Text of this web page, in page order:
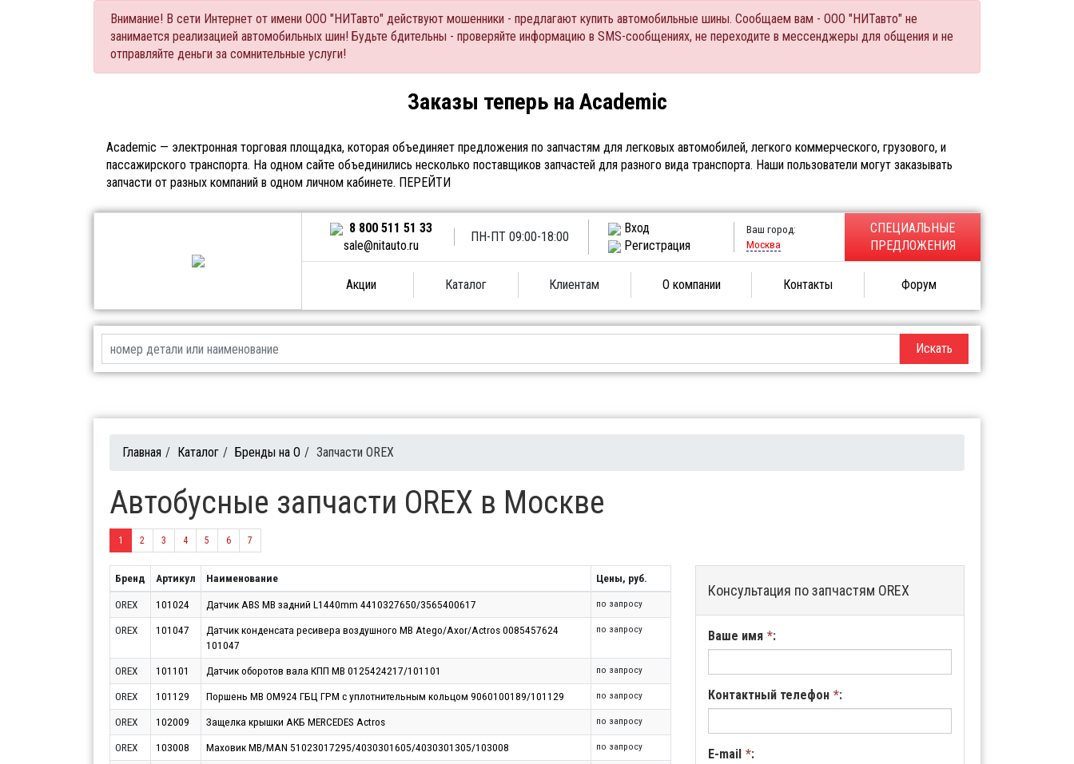
Внимание! В сети Интернет от имени ООО "НИТавто" действуют мошенники - предлагают купить автомобильные шины. Сообщаем вам - ООО "НИТавто" не
занимается реализацией автомобильных шин! Будьте бдительны - проверяйте информацию в SMS-сообщениях, не переходите в мессенджеры для общения и не
отправляйте деньги за сомнительные услуги!
Заказы теперь на Academic
Academic — электронная торговая площадка, которая объединяет предложения по запчастям для легковых автомобилей, легкого коммерческого, грузового, и
пассажирского транспорта. На одном сайте объединились несколько поставщиков запчастей для разного вида транспорта. Наши пользователи могут заказывать
запчасти от разных компаний в одном личном кабинете. ПЕРЕЙТИ
8 800 511 51 33
sale@nitauto.ru
ПН-ПТ 09:00-18:00
Вход
Регистрация
Ваш город:
Москва
СПЕЦИАЛЬНЫЕ
ПРЕДЛОЖЕНИЯ
Акции Каталог Клиентам О компании Контакты Форум
Искать
Главная / Каталог / Бренды на O / Запчасти OREX
Автобусные запчасти OREX в Москве
1 2 3 4 5 6 7
Бренд Артикул Наименование Цены, руб.
OREX 101024 Датчик ABS MB задний L1440mm 4410327650/3565400617 по запросу
OREX 101047
Датчик конденсата ресивера воздушного MB Atego/Axor/Actros 0085457624
101047
по запросу
OREX 101101 Датчик оборотов вала КПП MB 0125424217/101101 по запросу
OREX 101129 Поршень MB OM924 ГБЦ ГРМ с уплотнительным кольцом 9060100189/101129 по запросу
OREX 102009 Защелка крышки АКБ MERCEDES Actros по запросу
OREX 103008 Маховик MB/MAN 51023017295/4030301605/4030301305/103008 по запросу
Консультация по запчастям OREX
Ваше имя *:
Контактный телефон *:
E-mail *: